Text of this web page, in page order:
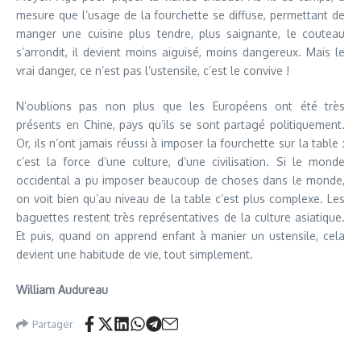
mesure que l’usage de la fourchette se diffuse, permettant de
manger une cuisine plus tendre, plus saignante, le couteau
s’arrondit, il devient moins aiguisé, moins dangereux. Mais le
vrai danger, ce n’est pas l’ustensile, c’est le convive !
N’oublions pas non plus que les Européens ont été très
présents en Chine, pays qu’ils se sont partagé politiquement.
Or, ils n’ont jamais réussi à imposer la fourchette sur la table :
c’est la force d’une culture, d’une civilisation. Si le monde
occidental a pu imposer beaucoup de choses dans le monde,
on voit bien qu’au niveau de la table c’est plus complexe. Les
baguettes restent très représentatives de la culture asiatique.
Et puis, quand on apprend enfant à manier un ustensile, cela
devient une habitude de vie, tout simplement.
William Audureau
Partager